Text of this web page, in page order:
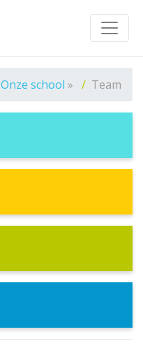
Onze school » Team